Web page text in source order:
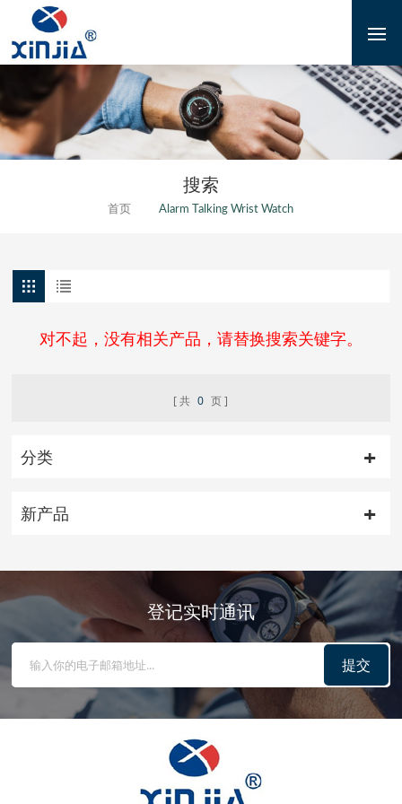
搜索
首页 Alarm Talking Wrist Watch
对不起，没有相关产品，请替换搜索关键字。
共 0 页
分类
新产品
登记实时通讯
提交